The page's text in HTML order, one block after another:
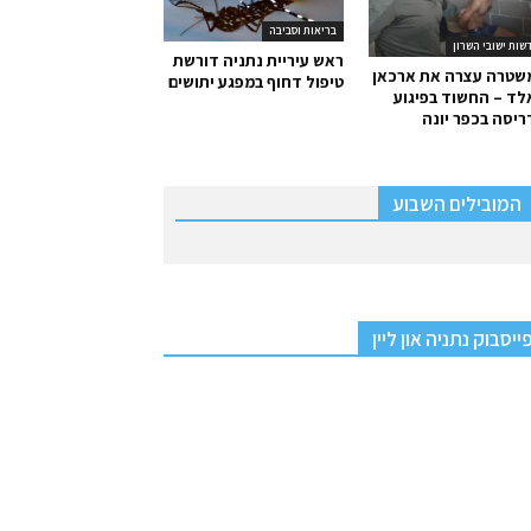
בריאות וסביבה
ראש עיריית נתניה דורשת
טיפול דחוף במפגע יתושים
ישובי השרון
עצרה את ארכאן
– החשוד בפיגוע
בכפר יונה
המובילים השבוע
פייסבוק נתניה און ליין